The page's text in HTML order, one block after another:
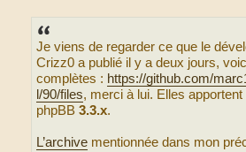
Je viens de regarder ce que le
Crizz0 a publié il y a deux jours,
complètes : https://github.com/
l/90/files, merci à lui. Elles
phpBB 3.3.x.
L’archive mentionnée dans mon